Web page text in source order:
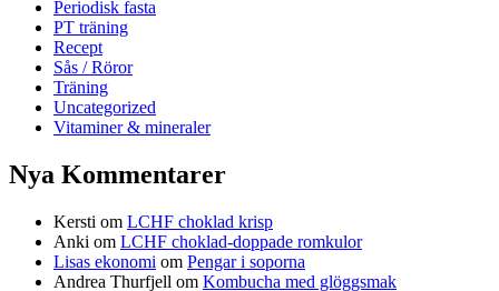
Periodisk fasta
PT träning
Recept
Sås / Röror
Träning
Uncategorized
Vitaminer & mineraler
Nya Kommentarer
Kersti om LCHF choklad krisp
Anki om LCHF choklad-doppade romkulor
Lisas ekonomi om Pengar i soporna
Andrea Thurfjell om Kombucha med glöggsmak